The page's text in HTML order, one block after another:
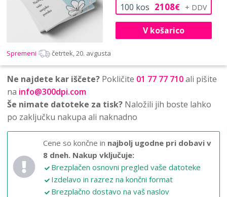
100 kos 2108€
V košarico
Spremeni četrtek, 20. avgusta
Ne najdete kar iščete? Pokličite 01 77 77 710ali pišite
na info@300dpi.com
Še nimate datoteke za tisk? Naložili jih boste lahko
po zaključku nakupa ali naknadno
Cene so končne in najbolj ugodne pri dobavi v
8 dneh. Nakup vključuje:
Brezplačen osnovni pregled vaše datoteke
Izdelavo in razrez na končni format
Brezplačno dostavo na vaš naslov